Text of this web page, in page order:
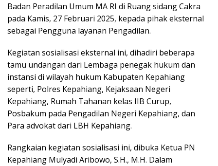
Badan Peradilan Umum MA RI di Ruang sidang Cakra
pada Kamis, 27 Februari 2025, kepada pihak eksternal
sebagai Pengguna layanan Pengadilan.
Kegiatan sosialisasi eksternal ini, dihadiri beberapa
tamu undangan dari Lembaga penegak hukum dan
instansi di wilayah hukum Kabupaten Kepahiang
seperti, Polres Kepahiang, Kejaksaan Negeri
Kepahiang, Rumah Tahanan kelas IIB Curup,
Posbakum pada Pengadilan Negeri Kepahiang, dan
Para advokat dari LBH Kepahiang.
Rangkaian kegiatan sosialisasi ini, dibuka Ketua PN
Kepahiang Mulyadi Aribowo, S.H., M.H. Dalam